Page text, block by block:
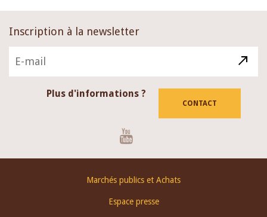
Inscription à la newsletter
Plus d'informations ?
CONTACT
Marchés publics et Achats
Espace presse